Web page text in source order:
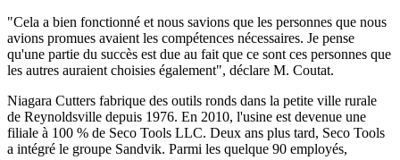
"Cela a bien fonctionné et nous savions que les personnes que nous
avions promues avaient les compétences nécessaires. Je pense
qu'une partie du succès est due au fait que ce sont ces personnes que
les autres auraient choisies également", déclare M. Coutat.
Niagara Cutters fabrique des outils ronds dans la petite ville rurale
de Reynoldsville depuis 1976. En 2010, l'usine est devenue une
filiale à 100 % de Seco Tools LLC. Deux ans plus tard, Seco Tools
a intégré le groupe Sandvik. Parmi les quelque 90 employés,